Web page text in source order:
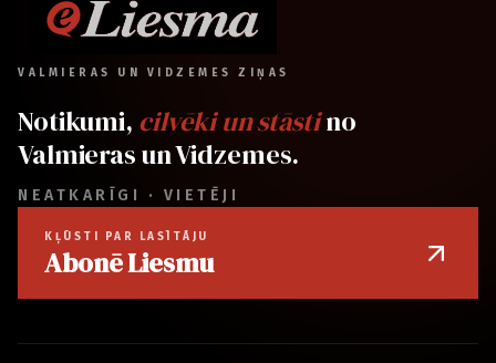
VALMIERAS UN VIDZEMES ZIŅAS
Notikumi, cilvēki un stāstino
Valmieras un Vidzemes.
NEATKARĪGI · VIETĒJI
KĻŪSTI PAR LASĪTĀJU
Abonē Liesmu